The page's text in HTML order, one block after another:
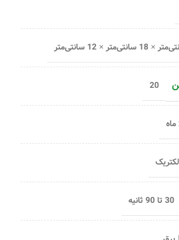
20
30 تا 90 ثانیه